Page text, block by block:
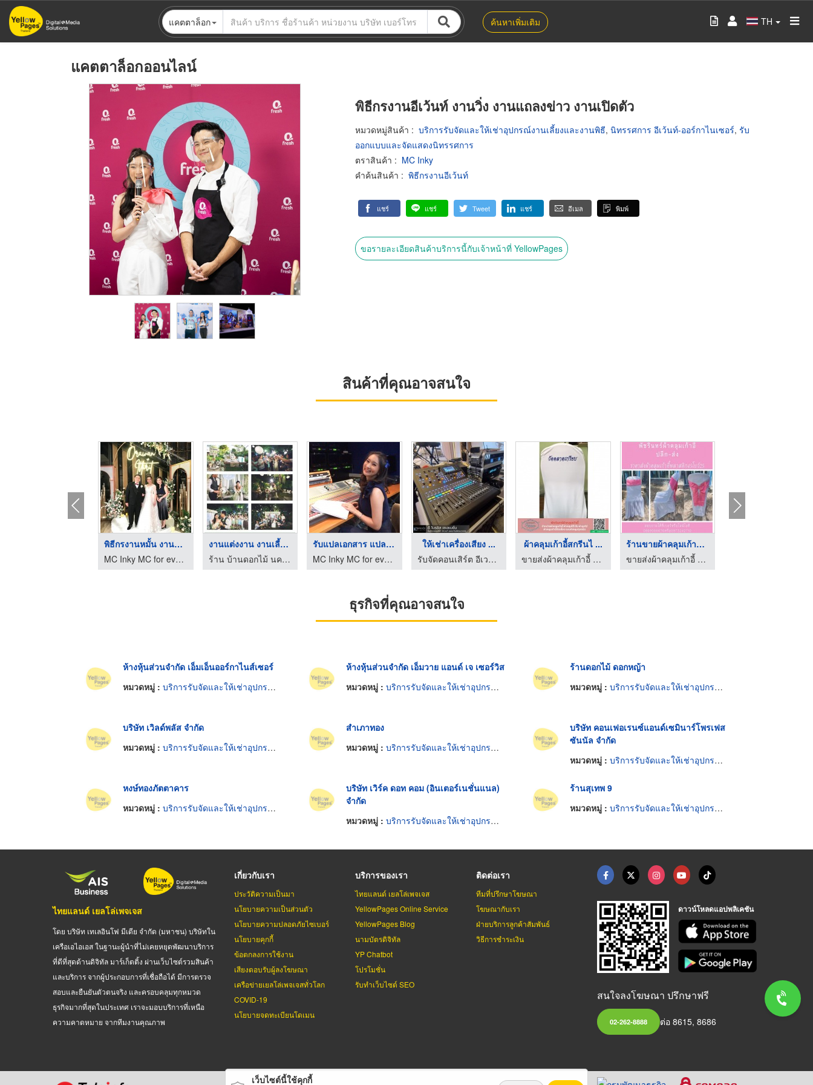
ข้าม
ไป
แคตตาล็อก ค้นหาเพิ่มเติม TH
แคตตาล็อกออนไลน์
พิธีกรงานอีเว้นท์ งานวิ่ง งานแถลงข่าว งานเปิดตัว
หมวดหมู่สินค้า : บริการรับจัดและให้เช่าอุปกรณ์งานเลี้ยงและงานพิธี, นิทรรศการ อีเว้นท์-ออร์กาไนเซอร์, รับ
ออกแบบและจัดแสดงนิทรรศการ
ตราสินค้า : MC Inky
คำค้นสินค้า : พิธีกรงานอีเว้นท์
แชร์ แชร์ Tweet แชร์ อีเมล พิมพ์
ขอรายละเอียดสินค้าบริการนี้กับเจ้าหน้าที่ YellowPages
สินค้าที่คุณอาจสนใจ
พิธีกรงานหมั้น งานแต ...
MC Inky MC for events MC in English พิธีกรรับจ้าง พิธีกรมืออาชีพ รับงานพิธีกรสองภาษา พิธีกรงานอีเว้นท์ภาษาอังกฤษ
งานแต่งงาน งานเลี้ยง ...
ร้าน บ้านดอกไม้ นครปฐม
รับแปลเอกสาร แปลภาษา ...
MC Inky MC for events MC in English พิธีกรรับจ้าง พิธีกรมืออาชีพ รับงานพิธีกรสองภาษา พิธีกรงานอีเว้นท์ภาษาอังกฤษ
ให้เช่าเครื่องเสียง ...
รับจัดคอนเสิร์ต อีเวนท์ ออแกไนซ์ครบวงจร - ดี โบรซิส เซเลเบชั่น
ผ้าคลุมเก้าอี้สกรีนไ ...
ขายส่งผ้าคลุมเก้าอี้ ผ้าคลุมโต๊ะ ผ้าจับจีบระบาย
ร้านขายผ้าคลุมเก้าอี ...
ขายส่งผ้าคลุมเก้าอี้ ผ้าคลุมโต๊ะ ผ้าจับจีบระบาย
ธุรกิจที่คุณอาจสนใจ
ห้างหุ้นส่วนจำกัด เอ็มเอ็นออร์กาไนส์เซอร์
หมวดหมู่ : บริการรับจัดและให้เช่าอุปกรณ์งานเลี้ยงและงานพิธี
ห้างหุ้นส่วนจำกัด เอ็มวาย แอนด์ เจ เซอร์วิส
หมวดหมู่ :บริการรับจัดและให้เช่าอุปกรณ์งานเลี้ยงและงานพิธี
ร้านดอกไม้ ดอกหญ้า
หมวดหมู่ : บริการรับจัดและให้เช่าอุปกรณ์งานเลี้ยงและงานพิธี
บริษัท เวิลด์พลัส จำกัด
หมวดหมู่ : บริการรับจัดและให้เช่าอุปกรณ์งานเลี้ยงและงานพิธี
สำเภาทอง
หมวดหมู่ :บริการรับจัดและให้เช่าอุปกรณ์งานเลี้ยงและงานพิธี
บริษัท คอนเฟอเรนซ์แอนด์เซมินาร์โพรเฟส
ซันนัล จำกัด
หมวดหมู่ : บริการรับจัดและให้เช่าอุปกรณ์งานเลี้ยงและงานพิธี
หงษ์ทองภัตตาคาร
หมวดหมู่ : บริการรับจัดและให้เช่าอุปกรณ์งานเลี้ยงและงานพิธี
บริษัท เวิร์ค ดอท คอม (อินเตอร์เนชั่นแนล)
จำกัด
หมวดหมู่ :บริการรับจัดและให้เช่าอุปกรณ์งานเลี้ยงและงานพิธี
ร้านสุเทพ 9
หมวดหมู่ : บริการรับจัดและให้เช่าอุปกรณ์งานเลี้ยงและงานพิธี
ไทยแลนด์ เยลโล่เพจเจส
โดย บริษัท เทเลอินโฟ มีเดีย จำกัด (มหาชน) บริษัทใน
เครือเอไอเอส ในฐานะผู้นำที่ไม่เคยหยุดพัฒนาบริการ
ที่ดีที่สุดด้านดิจิทัล มาร์เก็ตติ้ง ผ่านเว็บไซต์รวมสินค้า
และบริการ จากผู้ประกอบการที่เชื่อถือได้ มีการตรวจ
สอบและยืนยันตัวตนจริง และครอบคลุมทุกหมวด
ธุรกิจมากที่สุดในประเทศ เราจะมอบบริการที่เหนือ
ความคาดหมาย จากทีมงานคุณภาพ
เกี่ยวกับเรา
ประวัติความเป็นมา
นโยบายความเป็นส่วนตัว
นโยบายความปลอดภัยไซเบอร์
นโยบายคุกกี้
ข้อตกลงการใช้งาน
เสียงตอบรับผู้ลงโฆษณา
เครือข่ายเยลโล่เพจเจสทั่วโลก
COVID-19
นโยบายจดทะเบียนโดเมน
บริการของเรา
ไทยแลนด์ เยลโล่เพจเจส
YellowPages Online Service
YellowPages Blog
นามบัตรดิจิทัล
YP Chatbot
โปรโมชั่น
รับทำเว็บไซต์ SEO
ติดต่อเรา
ทีมที่ปรึกษาโฆษณา
โฆษณากับเรา
ฝ่ายบริการลูกค้าสัมพันธ์
วิธีการชำระเงิน
ดาวน์โหลดแอปพลิเคชัน
สนใจลงโฆษณา ปรึกษาฟรี
02-262-8888 ต่อ 8615, 8686
เว็บไซต์นี้ใช้คุกกี้